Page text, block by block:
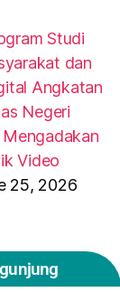
Studi
dan
Angkatan
Negeri
Video
25, 2026